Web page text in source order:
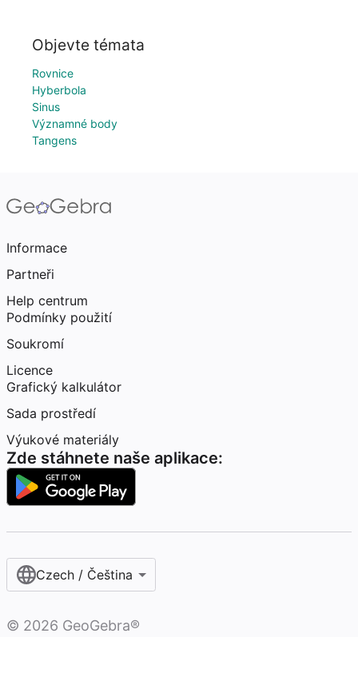
Objevte témata
Rovnice
Hyberbola
Sinus
Významné body
Tangens
Informace
Partneři
Help centrum
Podmínky použití
Soukromí
Licence
Grafický kalkulátor
Sada prostředí
Výukové materiály
Zde stáhnete naše aplikace:
Czech / Čeština‎
© 2026 GeoGebra®